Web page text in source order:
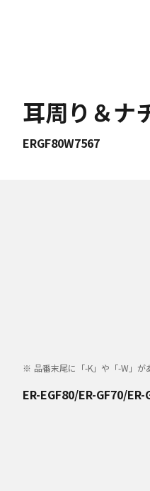
耳周り＆ナ
ERGF80W7567
品番末尾に「-K」や「-W」が
ER-EGF80/ER-GF70/ER-